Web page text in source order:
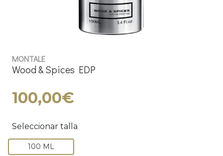
MONTALE
Wood & Spices EDP
100,00€
Seleccionar talla
100 ML